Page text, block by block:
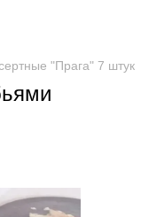
"Прага" 7 штук